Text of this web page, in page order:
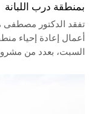
بمنطقة درب اللبانة
تفقد الدكتور مصطفى
أعمال إعادة إحياء
السبت، بعدد من